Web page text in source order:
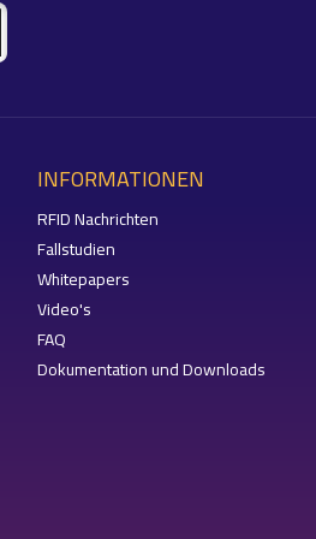
INFORMATIONEN
RFID Nachrichten
Fallstudien
Whitepapers
Video's
FAQ
Dokumentation und Downloads